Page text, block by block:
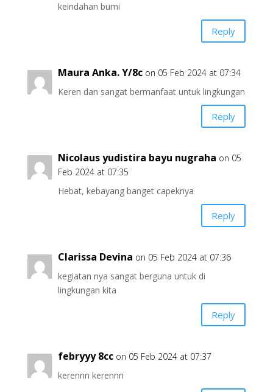
keindahan bumi
Reply
Maura Anka. Y/8c on 05 Feb 2024 at 07:34
Keren dan sangat bermanfaat untuk lingkungan
Reply
Nicolaus yudistira bayu nugraha on 05
Feb 2024 at 07:35
Hebat, kebayang banget capeknya
Reply
Clarissa Devina on 05 Feb 2024 at 07:36
kegiatan nya sangat berguna untuk di
lingkungan kita
Reply
febryyy 8cc on 05 Feb 2024 at 07:37
kerennn kerennn